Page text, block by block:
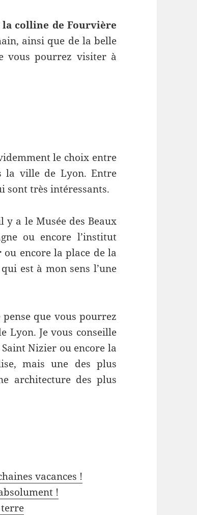
la colline de Fourvière
ainsi que de la belle
vous pourrez visiter à
le choix entre
la ville de Lyon. Entre
sont très intéressants.
le Musée des Beaux
ou encore l’institut
ou encore la place de la
est à mon sens l’une
pense que vous pourrez
Je vous conseille
Nizier ou encore la
mais une des plus
architecture des plus
vacances !
!